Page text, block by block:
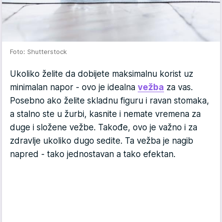
Foto: Shutterstock
Ukoliko želite da dobijete maksimalnu korist uz
minimalan napor - ovo je idealna vežba za vas.
Posebno ako želite skladnu figuru i ravan stomaka,
a stalno ste u žurbi, kasnite i nemate vremena za
duge i složene vežbe. Takođe, ovo je važno i za
zdravlje ukoliko dugo sedite. Ta vežba je nagib
napred - tako jednostavan a tako efektan.